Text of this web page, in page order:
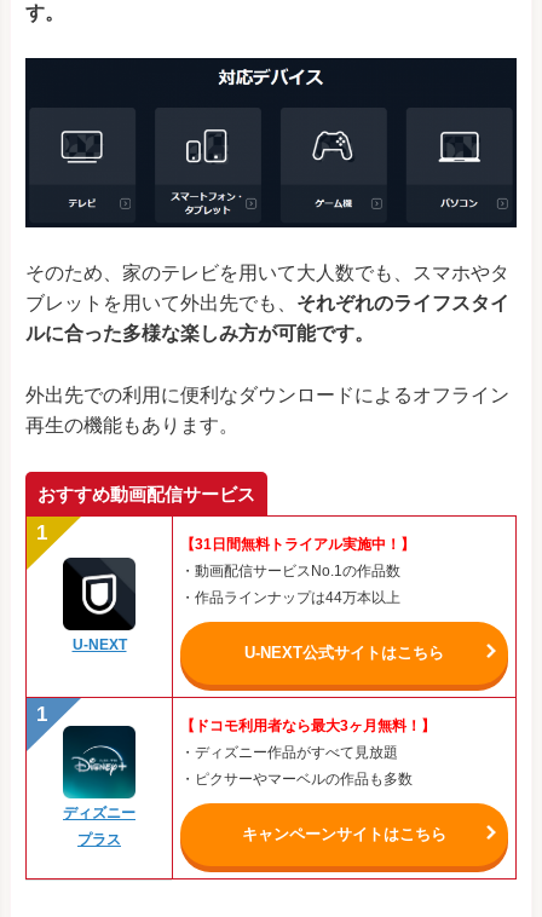
す。
そのため、家のテレビを用いて大人数でも、スマホやタ
ブレットを用いて外出先でも、 それぞれのライフスタイ
ルに合った多様な楽しみ方が可能です。
外出先での利用に便利なダウンロードによるオフライン
再生の機能もあります。
おすすめ動画配信サービス
U-NEXT
【31日間無料トライアル実施中！】
・動画配信サービスNo.1の作品数
・作品ラインナップは44万本以上
U-NEXT公式サイトはこちら
ディズニー
プラス
【ドコモ利用者なら最大3ヶ月無料！】
・ディズニー作品がすべて見放題
・ピクサーやマーベルの作品も多数
キャンペーンサイトはこちら